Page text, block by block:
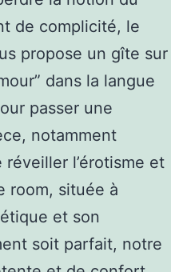
de complicité, le
propose un gîte sur
dans la langue
passer une
notamment
l’érotisme et
room, située à
et son
soit parfait, notre